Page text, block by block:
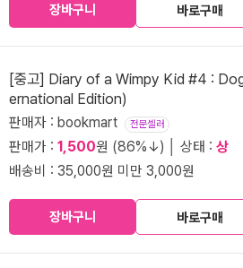
장바구니 바로구매
[중고] Diary of a Wimpy Kid #4 :
ernational Edition)
판매자 : bookmart 전문셀러
판매가 : 1,500원 (86%↓) │ 상태 : 상
배송비 : 35,000원 미만 3,000원
장바구니 바로구매